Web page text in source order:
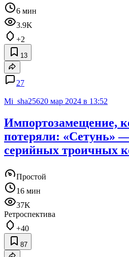
6 мин
3.9K
+2
13
27
Mi_sha25620 мар 2024 в 13:52
Импортозамещение,
потеряли: «Сетунь»
серийных троичных
Простой
16 мин
37K
Ретроспектива
+40
87